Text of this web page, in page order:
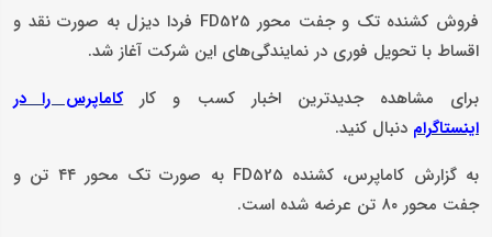
فروش کشنده تک و جفت محور FD525 فردا دیزل به صورت نقد و
اقساط با تحویل فوری در نمایندگی‌های این شرکت آغاز شد.
برای مشاهده جدیدترین اخبار کسب و کارکاماپرس را در
اینستاگرام دنبال کنید.
به گزارش کاماپرس، کشنده FD525 به صورت تک محور ۴۴ تن و
جفت محور ۸۰ تن عرضه شده است.